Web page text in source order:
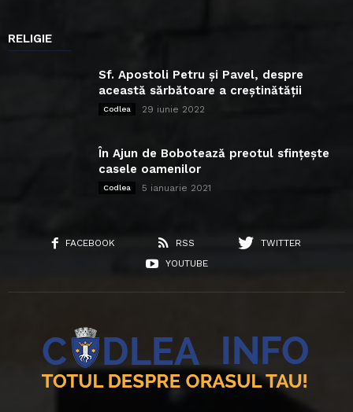
RELIGIE
Sf. Apostoli Petru și Pavel, despre
această sărbătoare a creștinătății
Codlea 29 iunie 2022
În Ajun de Bobotează preotul sfințește
casele oamenilor
Codlea 5 ianuarie 2021
FACEBOOK RSS
TWITTER
YOUTUBE